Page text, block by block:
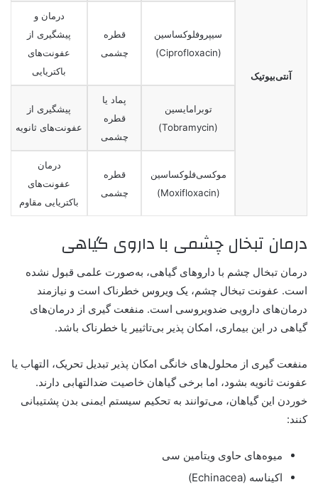
آنتی‌بیوتیک‌
سیپروفلوکساسین
(Ciprofloxacin)
قطره
چشمی
درمان و
پیشگیری از
عفونت‌های
باکتریایی
توبرامایسین
(Tobramycin)
پماد یا
قطره
چشمی
پیشگیری از
عفونت‌های ثانویه
موکسی‌فلوکساسین
(Moxifloxacin)
قطره
چشمی
درمان
عفونت‌های
باکتریایی مقاوم
درمان تبخال چشمی با داروی گیاهی
درمان تبخال چشم با داروهای گیاهی، به‌صورت علمی قبول نشده
است. عفونت تبخال چشم، یک ویروس خطرناک است و نیازمند
درمان‌های دارویی ضدویروسی است. منفعت گیری از درمان‌های
گیاهی در این بیماری، امکان پذیر بی‌تاثییر یا خطرناک باشد.
منفعت گیری از محلول‌های خانگی امکان پذیر تبدیل تحریک، التهاب یا
عفونت ثانویه بشود، اما برخی گیاهان خاصیت ضدالتهابی دارند.
خوردن این گیاهان، می‌توانند به تحکیم سیستم ایمنی بدن پشتیبانی
کنند:
میوه‌های حاوی ویتامین سی
اکیناسه (Echinacea)